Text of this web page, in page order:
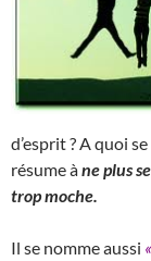
d’esprit ? A quoi
résume àne plus
trop moche.
Il se nomme aussi